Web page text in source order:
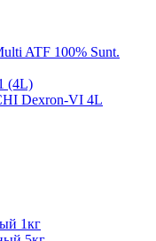
ATF 100% Sunt.
(4L)
Dexron-VI 4L
1кг